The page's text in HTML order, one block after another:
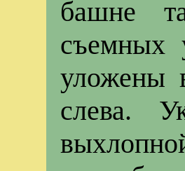
башне
съемных
уложены
слева.